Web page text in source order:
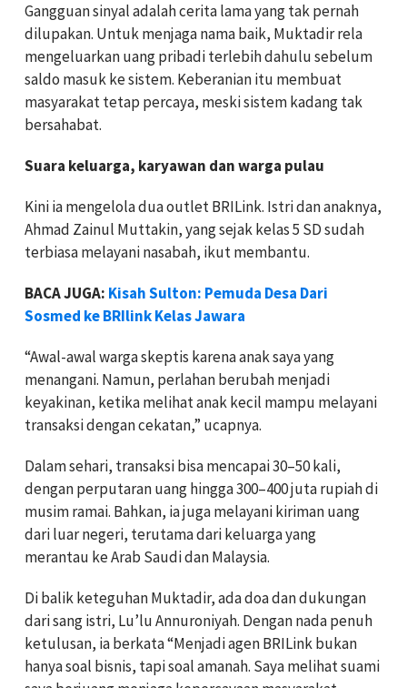
Gangguan sinyal adalah cerita lama yang tak pernah
dilupakan. Untuk menjaga nama baik, Muktadir rela
mengeluarkan uang pribadi terlebih dahulu sebelum
saldo masuk ke sistem. Keberanian itu membuat
masyarakat tetap percaya, meski sistem kadang tak
bersahabat.
Suara keluarga, karyawan dan warga pulau
Kini ia mengelola dua outlet BRILink. Istri dan anaknya,
Ahmad Zainul Muttakin, yang sejak kelas 5 SD sudah
terbiasa melayani nasabah, ikut membantu.
BACA JUGA: Kisah Sulton: Pemuda Desa Dari
Sosmed ke BRIlink Kelas Jawara
“Awal-awal warga skeptis karena anak saya yang
menangani. Namun, perlahan berubah menjadi
keyakinan, ketika melihat anak kecil mampu melayani
transaksi dengan cekatan,” ucapnya.
Dalam sehari, transaksi bisa mencapai 30–50 kali,
dengan perputaran uang hingga 300–400 juta rupiah di
musim ramai. Bahkan, ia juga melayani kiriman uang
dari luar negeri, terutama dari keluarga yang
merantau ke Arab Saudi dan Malaysia.
Di balik keteguhan Muktadir, ada doa dan dukungan
dari sang istri, Lu’lu Annuroniyah. Dengan nada penuh
ketulusan, ia berkata “Menjadi agen BRILink bukan
hanya soal bisnis, tapi soal amanah. Saya melihat suami